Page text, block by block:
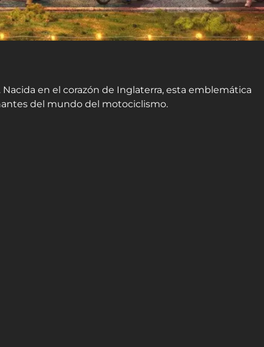
en el corazón de Inglaterra, esta emblemática
del mundo del motociclismo.